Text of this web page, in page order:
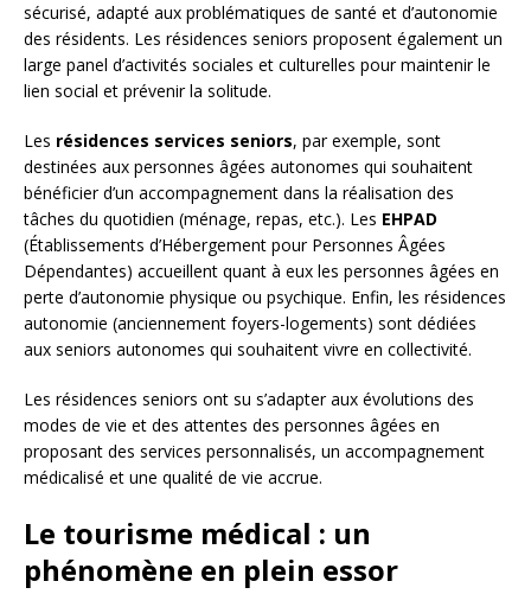
sécurisé, adapté aux problématiques de santé et d’autonomie
des résidents. Les résidences seniors proposent également un
large panel d’activités sociales et culturelles pour maintenir le
lien social et prévenir la solitude.
Les résidences services seniors, par exemple, sont
destinées aux personnes âgées autonomes qui souhaitent
bénéficier d’un accompagnement dans la réalisation des
tâches du quotidien (ménage, repas, etc.). Les EHPAD
(Établissements d’Hébergement pour Personnes Âgées
Dépendantes) accueillent quant à eux les personnes âgées en
perte d’autonomie physique ou psychique. Enfin, les résidences
autonomie (anciennement foyers-logements) sont dédiées
aux seniors autonomes qui souhaitent vivre en collectivité.
Les résidences seniors ont su s’adapter aux évolutions des
modes de vie et des attentes des personnes âgées en
proposant des services personnalisés, un accompagnement
médicalisé et une qualité de vie accrue.
Le tourisme médical : un
phénomène en plein essor